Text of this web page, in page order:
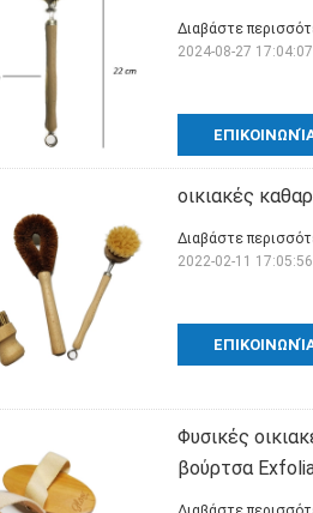
Διαβάστε
2024-08-27 17:04:07
οικιακές
Διαβάστε
2022-02-11 17:05:56
Φυσικές
βούρτσα